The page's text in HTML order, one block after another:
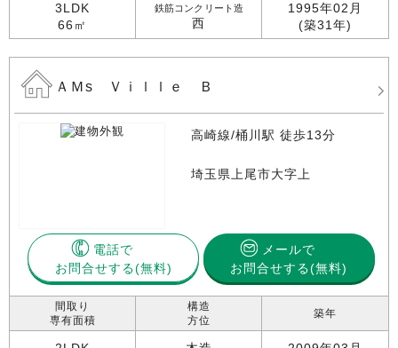
3LDK
66㎡
鉄筋コンクリート造
西
1995年02月
(築31年)
ＡＭs Ｖｉｌｌｅ Ｂ
高崎線/桶川駅 徒歩13分
埼玉県上尾市大字上
電話で
お問合せする
メールで
お問合せする(無料)
間取り
専有面積
構造
方位
築年